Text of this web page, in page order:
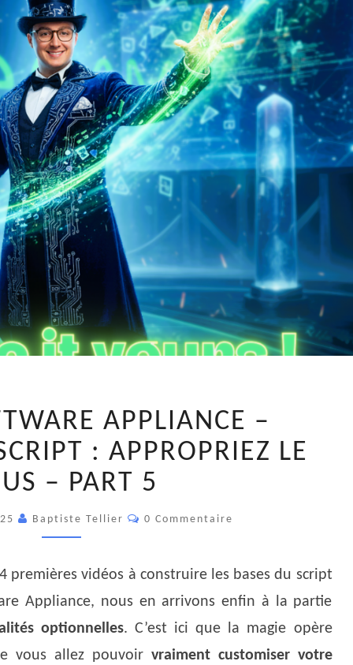
SOFTWARE
APPLIANCE
AUTODEPLOY
SCRIPT
:
LE
VOUS
–
PART
APPLIANCE –
: APPROPRIEZ LE
– PART 5
Baptiste Tellier Commentaires
0 Commentaire
premières vidéos à construire les bases du script
Appliance, nous en arrivons enfin à la partie
optionnelles. C’est ici que la magie opère
vous allez pouvoir vraiment customiser votre